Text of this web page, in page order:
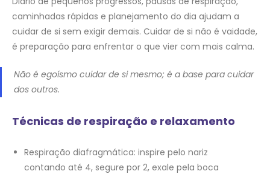
caminhadas rápidas e planejamento do dia ajudam a
cuidar de si sem exigir demais. Cuidar de si não é vaidade,
é preparação para enfrentar o que vier com mais calma.
Não é egoísmo cuidar de si mesmo; é a base para cuidar
dos outros.
Técnicas de respiração e relaxamento
Respiração diafragmática: inspire pelo nariz
contando até 4, segure por 2, exale pela boca